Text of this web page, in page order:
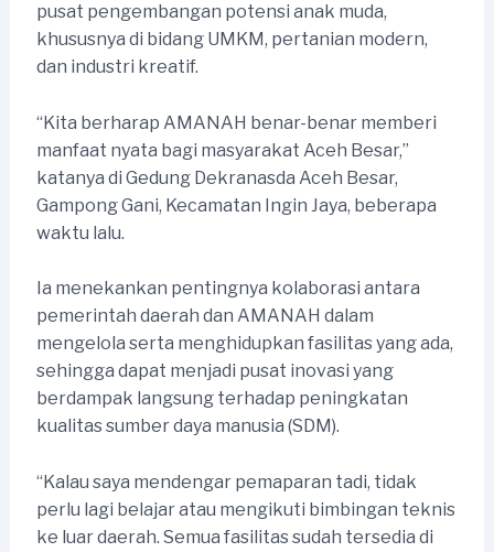
pusat pengembangan potensi anak muda,
khususnya di bidang UMKM, pertanian modern,
dan industri kreatif.
“Kita berharap AMANAH benar-benar memberi
manfaat nyata bagi masyarakat Aceh Besar,”
katanya di Gedung Dekranasda Aceh Besar,
Gampong Gani, Kecamatan Ingin Jaya, beberapa
waktu lalu.
Ia menekankan pentingnya kolaborasi antara
pemerintah daerah dan AMANAH dalam
mengelola serta menghidupkan fasilitas yang ada,
sehingga dapat menjadi pusat inovasi yang
berdampak langsung terhadap peningkatan
kualitas sumber daya manusia (SDM).
“Kalau saya mendengar pemaparan tadi, tidak
perlu lagi belajar atau mengikuti bimbingan teknis
ke luar daerah. Semua fasilitas sudah tersedia di